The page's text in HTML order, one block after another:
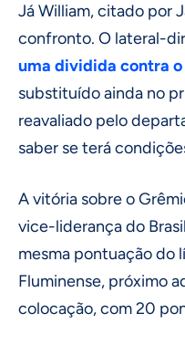
Já William, citado por
confronto. O lateral-
uma dividida contra
substituído ainda no
reavaliado pelo
saber se terá
A vitória sobre o
vice-liderança do
mesma pontuação do
Fluminense, próximo
colocação, com 20